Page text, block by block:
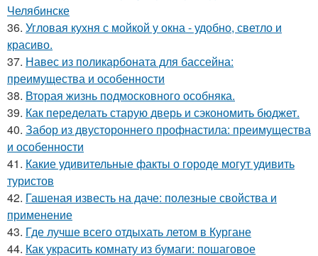
Челябинске
36. Угловая кухня с мойкой у окна - удобно, светло и
красиво.
37. Навес из поликарбоната для бассейна:
преимущества и особенности
38. Вторая жизнь подмосковного особняка.
39. Как переделать старую дверь и сэкономить бюджет.
40. Забор из двустороннего профнастила: преимущества
и особенности
41. Какие удивительные факты о городе могут удивить
туристов
42. Гашеная известь на даче: полезные свойства и
применение
43. Где лучше всего отдыхать летом в Кургане
44. Как украсить комнату из бумаги: пошаговое